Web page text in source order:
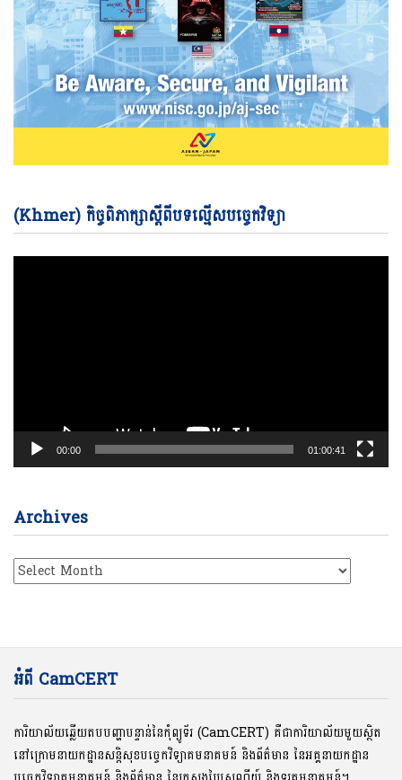
(Khmer) កិច្ចពិភាក្សាស្តីពីបទល្មើសបច្ចេកវិទ្យា
00:00 01:00:41
Archives
Archives
អំពី CamCERT
ការិយាល័យឆ្លើយតបបញ្ហាបន្ទាន់នៃកុំព្យូទ័រ (CamCERT) គឺជាការិយាល័យមួយស្ថិត
នៅក្រោមនាយកដ្ឋានសន្តិសុខបច្ចេកវិទ្យាគមនាគមន៍ និងព័ត៌មាន នៃអគ្គនាយកដ្ឋាន